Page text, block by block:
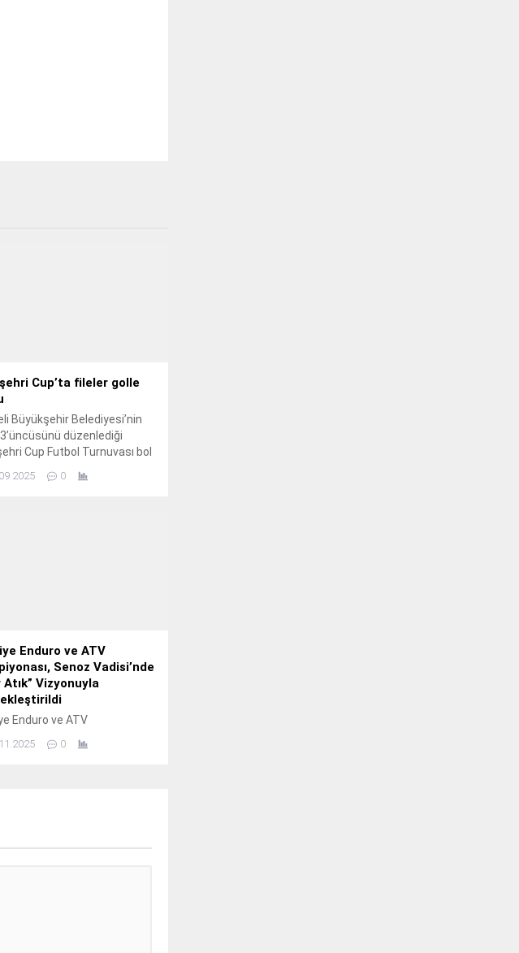
Cup’ta fileler golle
Büyükşehir Belediyesi’nin
3’üncüsünü düzenlediği
Cup Futbol Turnuvası bol
start aldı.
0
Enduro ve ATV
Senoz Vadisi’nde
Atık” Vizyonuyla
Enduro ve ATV
0